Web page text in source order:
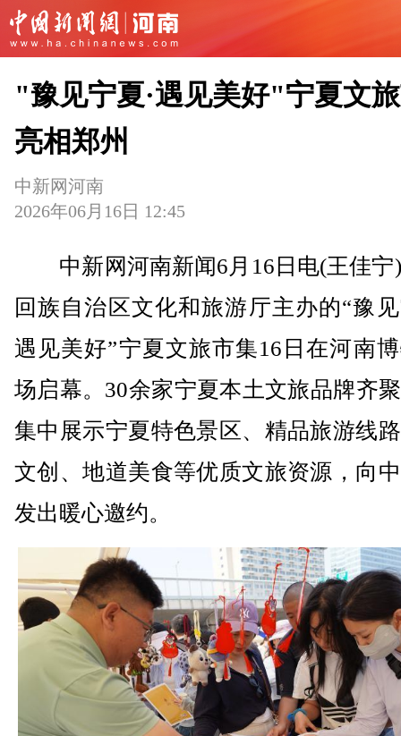
"豫见宁夏·遇见美好"宁夏文
亮相郑州
中新网河南
2026年06月16日 12:45
中新网河南新闻6月16日电(王佳宁
回族自治区文化和旅游厅主办的“豫
遇见美好”宁夏文旅市集16日在河南
场启幕。30余家宁夏本土文旅品牌齐
集中展示宁夏特色景区、精品旅游线
文创、地道美食等优质文旅资源，向
发出暖心邀约。